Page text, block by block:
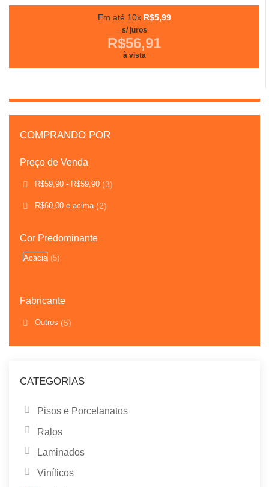
Em até 10x R$5,99
s/ juros
R$56,91
à vista
COMPRANDO POR
Preço de Venda
R$59,90 - R$59,90 (3)
R$60,00 e acima(2)
Cor Predominante
Acácia (5)
Fabricante
Outros (5)
CATEGORIAS
Pisos e Porcelanatos
Ralos
Laminados
Vinílicos